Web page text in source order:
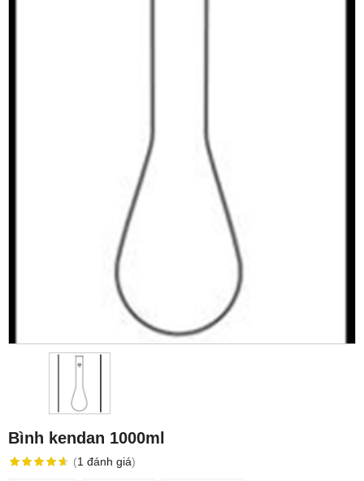
Bình kendan 1000ml
(1 đánh giá)